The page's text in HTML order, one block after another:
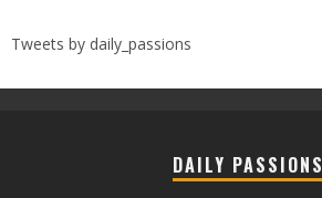
Tweets by daily_passions
DAILY PASSIONS